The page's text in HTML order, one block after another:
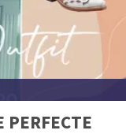
PERFECTE